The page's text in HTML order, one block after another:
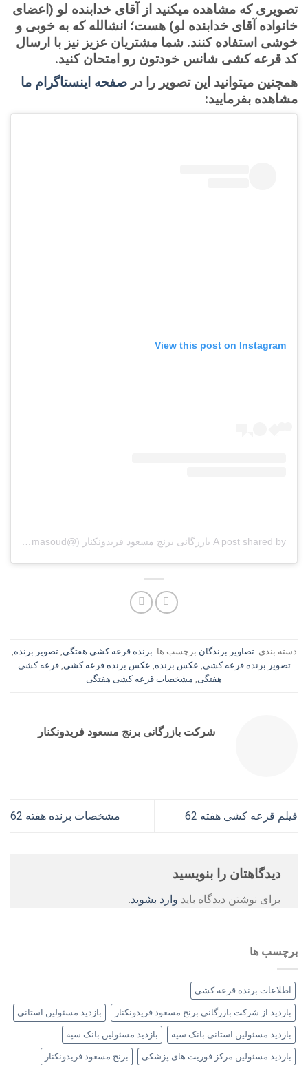
تصویری که مشاهده میکنید از آقای خدابنده لو (اعضای
خانواده آقای خدابنده لو) هست؛ انشالله که به خوبی و
خوشی استفاده کنند. شما مشتریان عزیز نیز با ارسال
کد قرعه کشی شانس خودتون رو امتحان کنید.
همچنین میتوانید این تصویر را در صفحه اینستاگرام ما
مشاهده بفرمایید:
View this post on Instagram
A post shared by بازرگانی برنج مسعود فریدونکنار (@berenj_masoud)
دسته بندی:تصاویر برندگان برچسب ها: برنده قرعه کشی هفتگی ,تصویر برنده
تصویر برنده قرعه کشی عکس برنده عکس برنده قرعه کشی ,قرعه کشی
هفتگی مشخصات قرعه کشی هفتگی
شرکت بازرگانی برنج مسعود فریدونکنار
فیلم قرعه کشی هفته 62 مشخصات برنده هفته 62
دیدگاهتان را بنویسید
برای نوشتن دیدگاه باید وارد بشوید.
برچسب ها
اطلاعات برنده قرعه کشی
بازدید از شرکت بازرگانی برنج مسعود فریدونکنار بازدید مسئولین استانی
بازدید مسئولین استانی بانک سپه بازدید مسئولین بانک سپه
بازدید مسئولین مرکز فوریت های پزشکی برنج مسعود فریدونکنار